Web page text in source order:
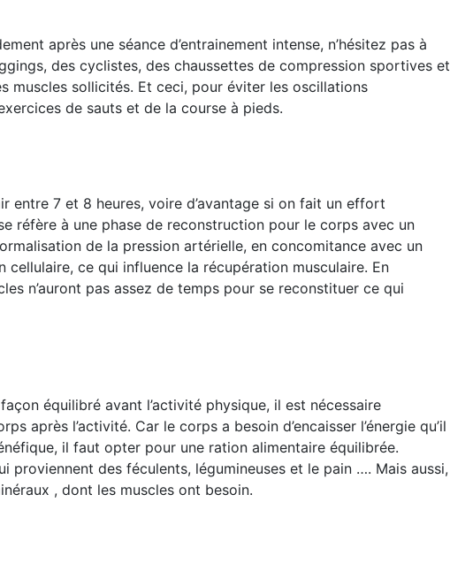
après une séance d’entrainement intense, n’hésitez pas à
des cyclistes, des chaussettes de compression sportives et
muscles sollicités. Et ceci, pour éviter les oscillations
de sauts et de la course à pieds.
entre 7 et 8 heures, voire d’avantage si on fait un effort
réfère à une phase de reconstruction pour le corps avec un
de la pression artérielle, en concomitance avec un
ce qui influence la récupération musculaire. En
n’auront pas assez de temps pour se reconstituer ce qui
équilibré avant l’activité physique, il est nécessaire
après l’activité. Car le corps a besoin d’encaisser l’énergie qu’il
il faut opter pour une ration alimentaire équilibrée.
proviennent des féculents, légumineuses et le pain …. Mais aussi,
, dont les muscles ont besoin.